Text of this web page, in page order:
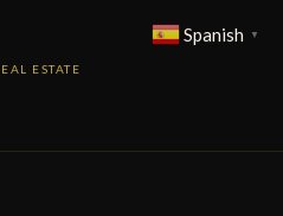
ESTATE
Spanish ▼